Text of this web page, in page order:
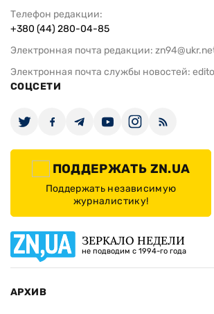
Телефон редакции:
+380 (44) 280-04-85
Электронная почта редакции:
Электронная почта службы новостей:
СОЦСЕТИ
ПОДДЕРЖАТЬ ZN.UA
Поддержать независимую
журналистику!
ЗЕРКАЛО НЕДЕЛИ
не подводим с 1994-го года
АРХИВ